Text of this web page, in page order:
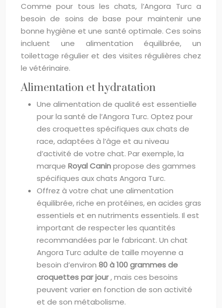
Comme pour tous les chats, l’Angora Turc a
besoin de soins de base pour maintenir une
bonne hygiène et une santé optimale. Ces soins
incluent une alimentation équilibrée, un
toilettage régulier et des visites régulières chez
le vétérinaire.
Alimentation et hydratation
Une alimentation de qualité est essentielle
pour la santé de l’Angora Turc. Optez pour
des croquettes spécifiques aux chats de
race, adaptées à l’âge et au niveau
d’activité de votre chat. Par exemple, la
marque Royal Caninpropose des gammes
spécifiques aux chats Angora Turc.
Offrez à votre chat une alimentation
équilibrée, riche en protéines, en acides gras
essentiels et en nutriments essentiels. Il est
important de respecter les quantités
recommandées par le fabricant. Un chat
Angora Turc adulte de taille moyenne a
besoin d’environ 80 à 100 grammes de
croquettes par jour, mais ces besoins
peuvent varier en fonction de son activité
et de son métabolisme.